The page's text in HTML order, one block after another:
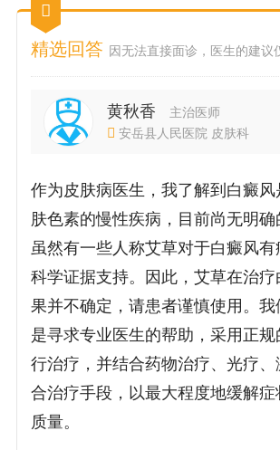
精选回答 因无法直接面诊，医生的建议
黄秋香
主治医师
安岳县人民医院 皮肤科
作为皮肤病医生，我了解到白癜风
肤色素的慢性疾病，目前尚无明确
虽然有一些人称艾草对于白癜风有
科学证据支持。因此，艾草在治疗
果并不确定，请患者谨慎使用。
是寻求专业医生的帮助，采用正
行治疗，并结合药物治疗、光疗
合治疗手段，以最大程度地缓解
质量。